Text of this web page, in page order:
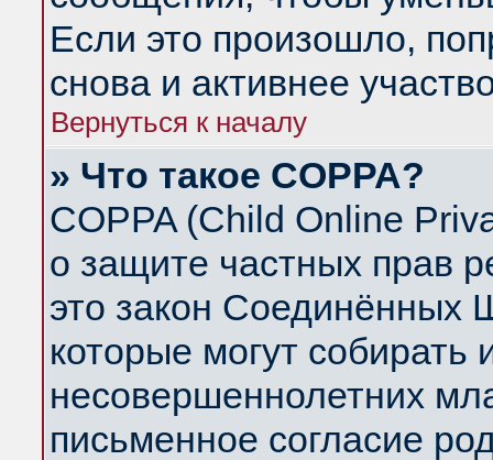
Если это произошло,
снова и активнее
Вернуться к началу
» Что такое COPPA?
COPPA (Child Online
о защите частных прав
это закон Соединённых
которые могут
несовершеннолетних
письменное согласие